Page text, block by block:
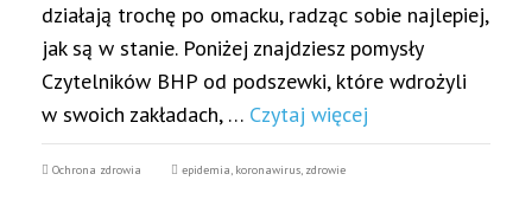
działają trochę po omacku, radząc sobie najlepiej,
jak są w stanie. Poniżej znajdziesz pomysły
Czytelników BHP od podszewki, które wdrożyli
w swoich zakładach, … Czytaj więcej
Ochrona zdrowia epidemia, koronawirus, zdrowie